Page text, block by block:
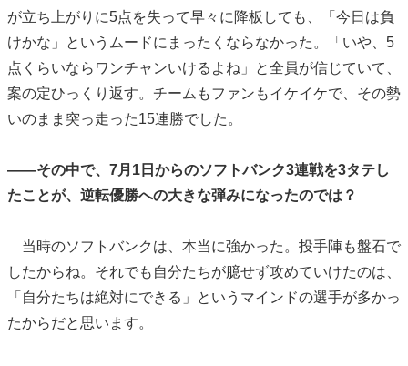
が立ち上がりに5点を失って早々に降板しても、「今日は負
けかな」というムードにまったくならなかった。「いや、5
点くらいならワンチャンいけるよね」と全員が信じていて、
案の定ひっくり返す。チームもファンもイケイケで、その勢
いのまま突っ走った15連勝でした。
――その中で、7月1日からのソフトバンク3連戦を3タテし
たことが、逆転優勝への大きな弾みになったのでは？
当時のソフトバンクは、本当に強かった。投手陣も盤石で
したからね。それでも自分たちが臆せず攻めていけたのは、
「自分たちは絶対にできる」というマインドの選手が多かっ
たからだと思います。